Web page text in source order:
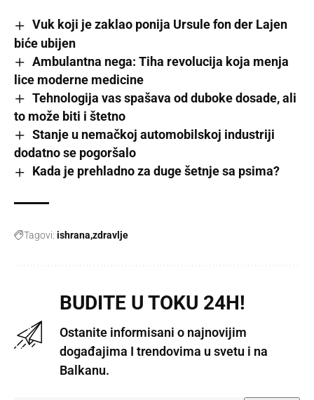
Vuk koji je zaklao ponija Ursule fon der Lajen
biće ubijen
Ambulantna nega: Tiha revolucija koja menja
lice moderne medicine
Tehnologija vas spašava od duboke dosade, ali
to može biti i štetno
Stanje u nemačkoj automobilskoj industriji
dodatno se pogoršalo
Kada je prehladno za duge šetnje sa psima?
Tagovi: ishrana zdravlje
BUDITE U TOKU 24H!
Ostanite informisani o najnovijim
događajima I trendovima u svetu i na
Balkanu.